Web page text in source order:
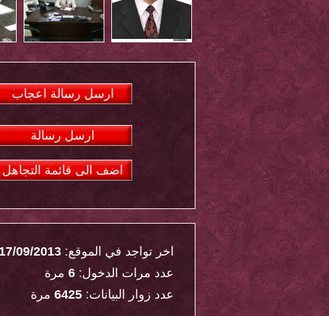
ارسل رسالة اعجاب
ارسل رسالة
اضف الى قائمة التجاهل
اخر تواجد في الموقع: 17/09/2013
عدد مرات الدخول: 6 مرة
عدد زوار البيانات: 6425 مرة